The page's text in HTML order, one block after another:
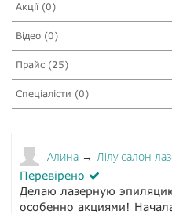
Акції (0)
Відео (0)
Прайс (25)
Спеціалісти (0)
Алина → Лілу салон
Перевірено
Делаю лазерную
особенно акциями!